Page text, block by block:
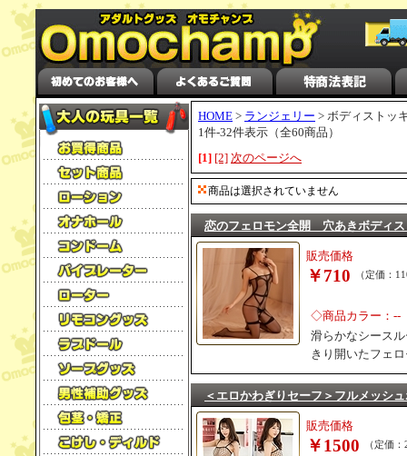
HOME > ランジェリー > ボディストッ
1件-32件表示（全60商品）
[1] [2] 次のページへ
商品は選択されていません
恋のフェロモン全開 穴あきボディス
販売価格
￥710 （定価：
◇商品カラー：--
滑らかなシース
きり開いたフェ
＜エロかわぎりセーフ＞フルメッシ
販売価格
￥1500 （定価